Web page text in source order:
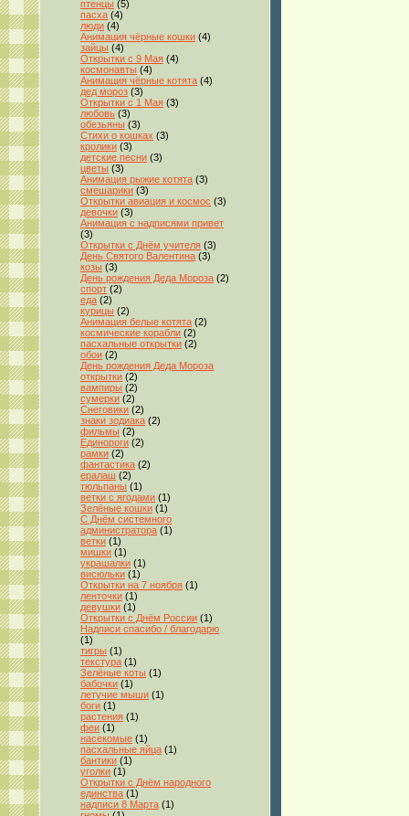
птенцы (5)
пасха (4)
люди (4)
Анимация чёрные кошки (4)
зайцы (4)
Открытки с 9 Мая (4)
космонавты (4)
Анимация чёрные котята (4)
дед мороз (3)
Открытки с 1 Мая (3)
любовь (3)
обезьяны (3)
Стихи о кошках (3)
кролики (3)
детские песни (3)
цветы (3)
Анимация рыжие котята (3)
смешарики (3)
Открытки авиация и космос (3)
девочки (3)
Анимация с надписями привет
(3)
Открытки с Днём учителя (3)
День Святого Валентина (3)
козы (3)
День рождения Деда Мороза (2)
спорт (2)
еда (2)
курицы (2)
Анимация белые котята (2)
космические корабли (2)
пасхальные открытки (2)
обои (2)
День рождения Деда Мороза
открытки (2)
вампиры (2)
сумерки (2)
Снеговики (2)
знаки зодиака (2)
фильмы (2)
Единороги (2)
рамки (2)
фантастика (2)
ералаш (2)
тюльпаны (1)
ветки с ягодами (1)
Зелёные кошки (1)
С Днём системного
администратора (1)
ветки (1)
мишки (1)
украшалки (1)
висюльки (1)
Открытки на 7 ноября (1)
ленточки (1)
девушки (1)
Открытки с Днём России (1)
Надписи спасибо / благодарю
(1)
тигры (1)
текстура (1)
Зелёные коты (1)
бабочки (1)
летучие мыши (1)
боги (1)
растения (1)
феи (1)
насекомые (1)
пасхальные яйца (1)
бантики (1)
уголки (1)
Открытки с Днём народного
единства (1)
надписи 8 Марта (1)